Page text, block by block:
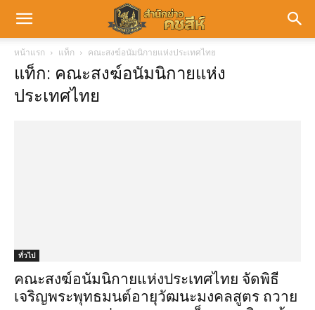
หน้าแรก แท็ก คณะสงฆ์อนัมนิกายแห่งประเทศไทย
แท็ก: คณะสงฆ์อนัมนิกายแห่ง
ประเทศไทย
ทั่วไป
คณะสงฆ์อนัมนิกายแห่งประเทศไทย จัดพิธี
เจริญพระพุทธมนต์อายุวัฒนะมงคลสูตร ถวาย